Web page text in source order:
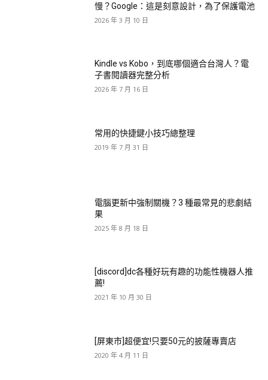
慢？Google：這是刻意設計，為了保護電池
2026 年 3 月 10 日
Kindle vs Kobo，到底哪個適合台灣人？電
子書閱讀器完整分析
2026 年 7 月 16 日
常用的快捷鍵小技巧總整理
2019 年 7 月 31 日
電腦更新中強制關機？3 種最常見的悲劇結
果
2025 年 8 月 18 日
[discord]dc各種好玩有趣的功能性機器人推
薦!
2021 年 10 月 30 日
[屏東市]超便宜!只要50元的披薩專賣店
2020 年 4 月 11 日